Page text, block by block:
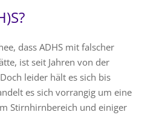
dass ADHS mit falscher
ist seit Jahren von der
leider hält es sich bis
es sich vorrangig um eine
Stirnhirnbereich und einiger